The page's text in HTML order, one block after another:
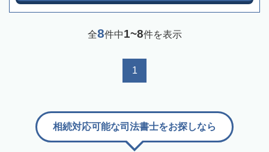
全8件中1~8件を表示
1
相続対応可能な司法書士をお探しなら